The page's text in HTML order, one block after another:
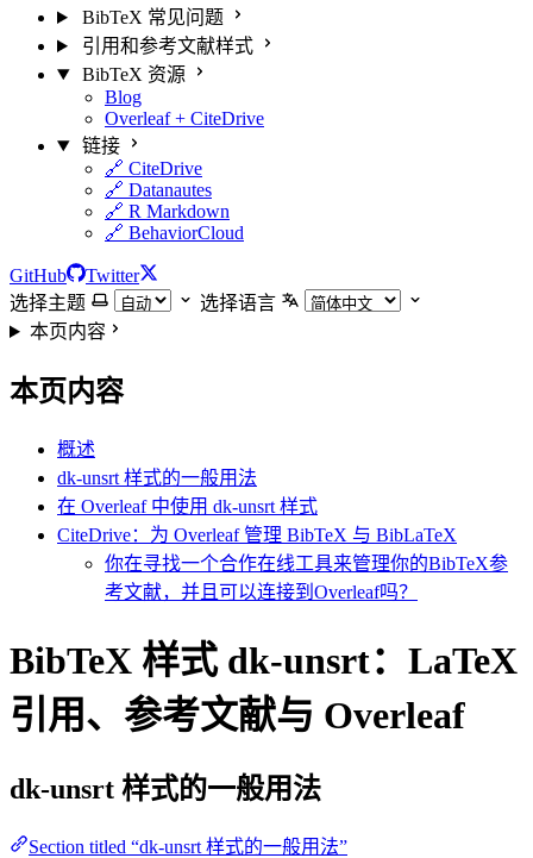
BibTeX 常见问题
引用和参考文献样式
BibTeX 资源
Blog
Overleaf + CiteDrive
链接
🔗 CiteDrive
🔗 Datanautes
🔗 R Markdown
🔗 BehaviorCloud
GitHub
Twitter
选择主题
选择语言
本页内容
本页内容
概述
dk-unsrt 样式的一般用法
在 Overleaf 中使用 dk-unsrt 样式
CiteDrive：为 Overleaf 管理 BibTeX 与 BibLaTeX
你在寻找一个合作在线工具来管理你的BibTeX参
考文献，并且可以连接到Overleaf吗？
BibTeX 样式 dk-unsrt：LaTeX
引用、参考文献与 Overleaf
dk-unsrt 样式的一般用法
Section titled “dk-unsrt 样式的一般用法”